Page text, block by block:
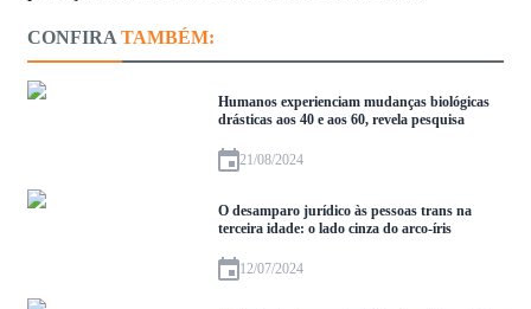
CONFIRA TAMBÉM:
Humanos experienciam mudanças biológicas
drásticas aos 40 e aos 60, revela pesquisa
21/08/2024
O desamparo jurídico às pessoas trans na
terceira idade: o lado cinza do arco-íris
12/07/2024